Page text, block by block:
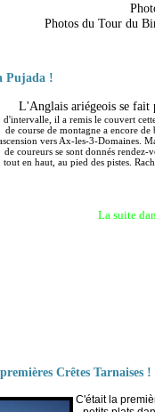
Photos du Tour du
Pujada !
L'Anglais ariégeois se
d'intervalle, il a remis le couvert
de course de montagne a encore de
vers Ax-les-3-Domaines.
de coureurs se sont donnés
tout en haut, au pied des pistes.
La suite
Crêtes Tarnaises !
C'était la